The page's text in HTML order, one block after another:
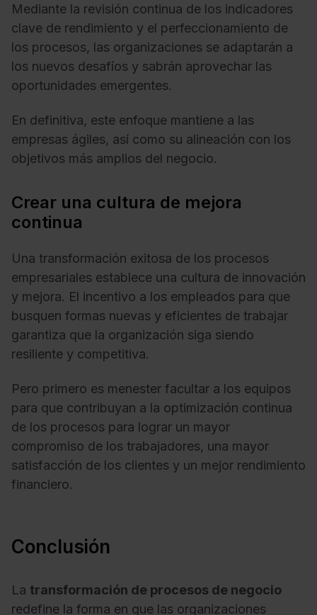
Mediante la revisión continua de los indicadores
clave de rendimiento y el perfeccionamiento de
los procesos, las organizaciones se adaptarán a
los nuevos desafíos y sabrán aprovechar las
oportunidades emergentes.
En definitiva, este enfoque mantiene a las
empresas ágiles, así como su alineación con los
objetivos más amplios del negocio.
Crear una cultura de mejora
continua
Una transformación exitosa de los procesos
empresariales establece una cultura de innovación
y mejora. El incentivo a los empleados para que
busquen formas nuevas y eficientes de trabajar
garantiza que la organización siga siendo
resiliente y competitiva.
Pero primero es menester facultar a los equipos
para que contribuyan a la optimización continua
de los procesos para lograr un mayor
compromiso de los trabajadores, una mayor
satisfacción de los clientes y un mejor rendimiento
financiero.
Conclusión
La transformación de procesos de negocio
redefine la forma en que las organizaciones